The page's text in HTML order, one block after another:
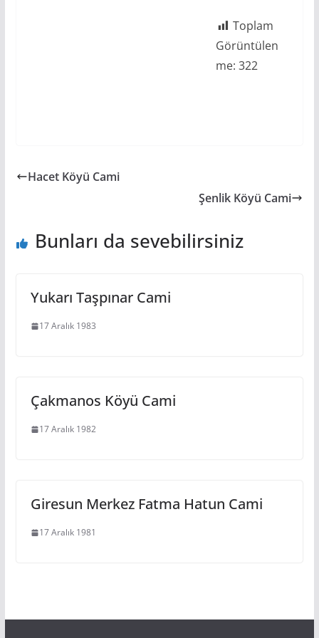
Toplam
Görüntülen
me: 322
Hacet Köyü Cami
Şenlik Köyü Cami
Bunları da sevebilirsiniz
Yukarı Taşpınar Cami
17 Aralık 1983
Çakmanos Köyü Cami
17 Aralık 1982
Giresun Merkez Fatma Hatun Cami
17 Aralık 1981